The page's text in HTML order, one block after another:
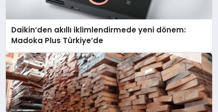
Daikin’den akıllı iklimlendirmede yeni dönem:
Madoka Plus Türkiye’de